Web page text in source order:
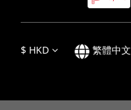
$ HKD 繁體中文